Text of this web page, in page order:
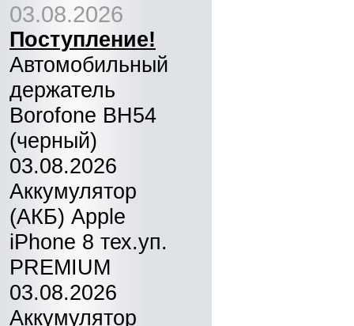
03.08.2026
Поступление!
Автомобильный
держатель
Borofone BH54
(черный)
03.08.2026
Аккумулятор
(АКБ) Apple
iPhone 8 тех.уп.
PREMIUM
03.08.2026
Аккумулятор